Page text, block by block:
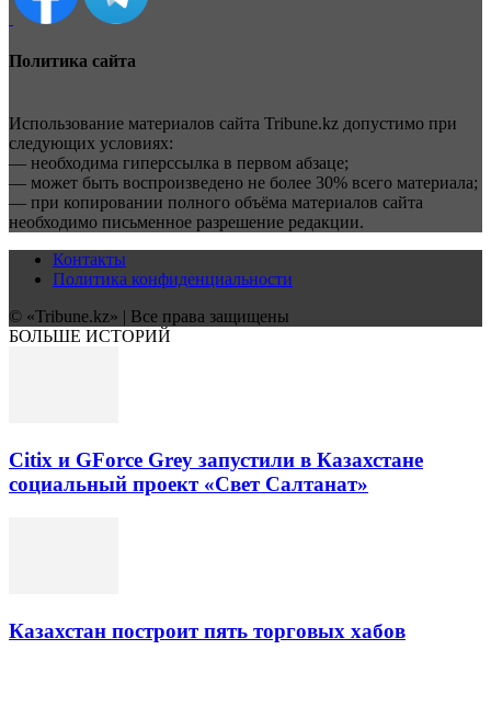
Политика сайта
Использование материалов сайта Tribune.kz допустимо при
следующих условиях:
— необходима гиперссылка в первом абзаце;
— может быть воспроизведено не более 30% всего материала;
— при копировании полного объёма материалов сайта
необходимо письменное разрешение редакции.
Контакты
Политика конфиденциальности
© «Tribune.kz» | Все права защищены
БОЛЬШЕ ИСТОРИЙ
Citix и GForce Grey запустили в Казахстане
социальный проект «Свет Салтанат»
Казахстан построит пять торговых хабов